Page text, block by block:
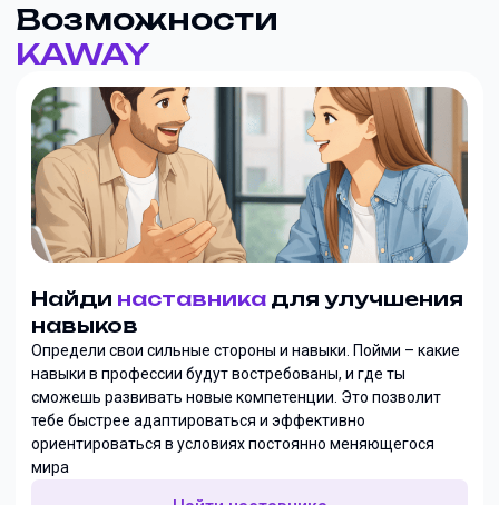
Возможности
KAWAY
Найди наставника для улучшения
навыков
Определи свои сильные стороны и навыки. Пойми – какие
навыки в профессии будут востребованы, и где ты
сможешь развивать новые компетенции. Это позволит
тебе быстрее адаптироваться и эффективно
ориентироваться в условиях постоянно меняющегося
мира